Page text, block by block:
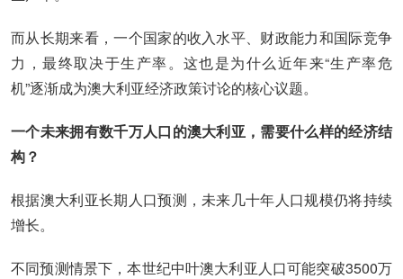
而从长期来看，一个国家的收入水平、财政能力和国际竞争
力，最终取决于生产率。这也是为什么近年来“生产率危
机”逐渐成为澳大利亚经济政策讨论的核心议题。
一个未来拥有数千万人口的澳大利亚，需要什么样的经济结
构？
根据澳大利亚长期人口预测，未来几十年人口规模仍将持续
增长。
不同预测情景下，本世纪中叶澳大利亚人口可能突破3500万